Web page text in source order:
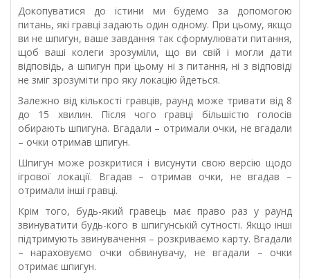
Докопуватися до істини ми будемо за допомогою
питань, які гравці задають один одному. При цьому, якщо
ви не шпигун, ваше завдання так сформулювати питання,
щоб ваші колеги зрозуміли, що ви свій і могли дати
відповідь, а шпигун при цьому ні з питання, ні з відповіді
не зміг зрозуміти про яку локацію йдеться.
Залежно від кількості гравців, раунд може тривати від 8
до 15 хвилин. Після чого гравці більшістю голосів
обирають шпигуна. Вгадали – отримали очки, не вгадали
– очки отримав шпигун.
Шпигун може розкритися і висунути свою версію щодо
ігрової локації. Вгадав – отримав очки, не вгадав –
отримали інші гравці.
Крім того, будь-який гравець має право раз у раунд
звинуватити будь-кого в шпигунській сутності. Якщо інші
підтримують звинувачення – розкриваємо карту. Вгадали
– нараховуємо очки обвинувачу, не вгадали – очки
отримає шпигун.